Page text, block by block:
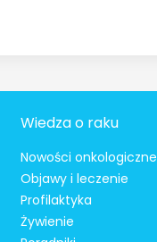
Wiedza o raku
Nowości onkologiczne
Objawy i leczenie
Profilaktyka
Żywienie